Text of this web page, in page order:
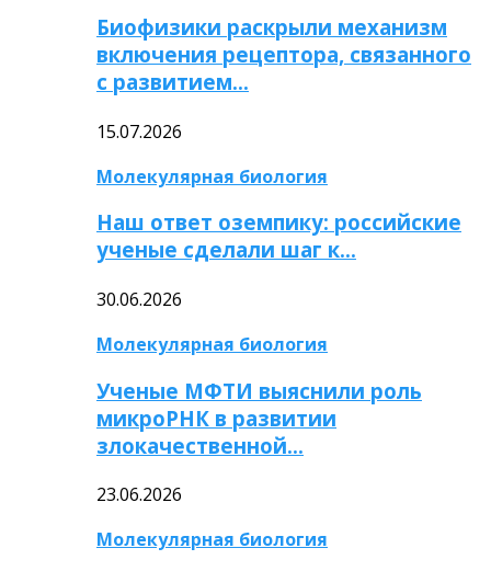
Биофизики раскрыли механизм
включения рецептора, связанного
с развитием…
15.07.2026
Молекулярная биология
Наш ответ оземпику: российские
ученые сделали шаг к…
30.06.2026
Молекулярная биология
Ученые МФТИ выяснили роль
микроРНК в развитии
злокачественной…
23.06.2026
Молекулярная биология